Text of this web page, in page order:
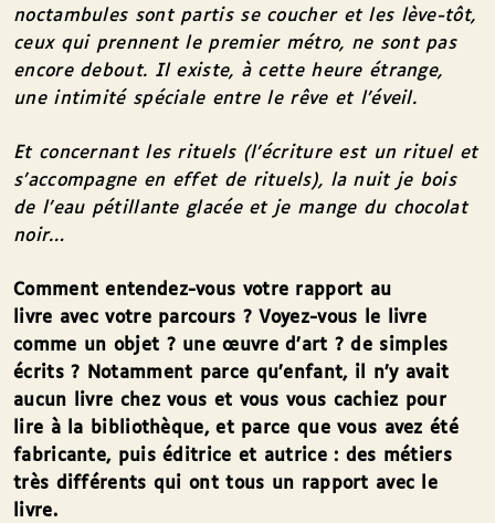
noctambules sont partis se coucher et les lève-tôt,
ceux qui prennent le premier métro, ne sont pas
encore debout. Il existe, à cette heure étrange,
une intimité spéciale entre le rêve et l’éveil.
Et concernant les rituels (l’écriture est un rituel et
s’accompagne en effet de rituels), la nuit je bois
de l’eau pétillante glacée et je mange du chocolat
noir…
Comment entendez-vous votre rapport au
livre avec votre parcours ? Voyez-vous le livre
comme un objet ? une œuvre d’art ? de simples
écrits ? Notamment parce qu’enfant, il n’y avait
aucun livre chez vous et vous vous cachiez pour
lire à la bibliothèque, et parce que vous avez été
fabricante, puis éditrice et autrice : des métiers
très différents qui ont tous un rapport avec le
livre.